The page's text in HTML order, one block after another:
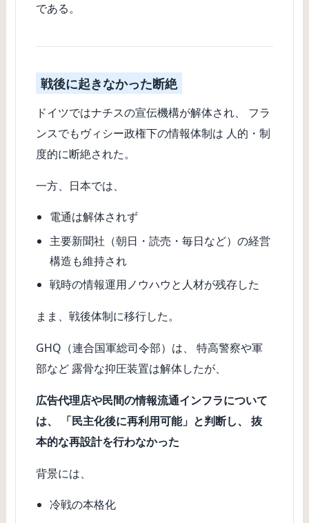
である。
戦後に起きなかった断絶
ドイツではナチスの宣伝機構が解体され、 フラ
ンスでもヴィシー政権下の情報体制は 人的・制
度的に断絶された。
一方、日本では、
電通は解体されず
主要新聞社（朝日・読売・毎日など）の経営
構造も維持され
戦時の情報運用ノウハウと人材が残存した
まま、戦後体制に移行した。
GHQ（連合国軍総司令部）は、 特高警察や軍
部など 露骨な抑圧装置は解体したが、
広告代理店や民間の情報流通インフラについて
は、 「民主化後に再利用可能」と判断し、 抜
本的な再設計を行わなかった
背景には、
冷戦の本格化